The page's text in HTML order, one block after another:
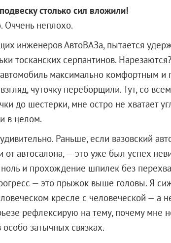
столько сил вложили!
Оччень неплохо.
инженеров АвтоВАЗа, пытается
тосканских серпантинов.
максимально комфортным и
чуточку переборщили. Тут, со
до шестерки, мне остро не хватает
в целом.
Раньше, если вазовский
от автосалона, — это уже был успех
и прохождение шпилек без
— это прыжок выше головы. Я
кресле с человеческой — а
рефлексирую на тему, почему мне
затычных связках.